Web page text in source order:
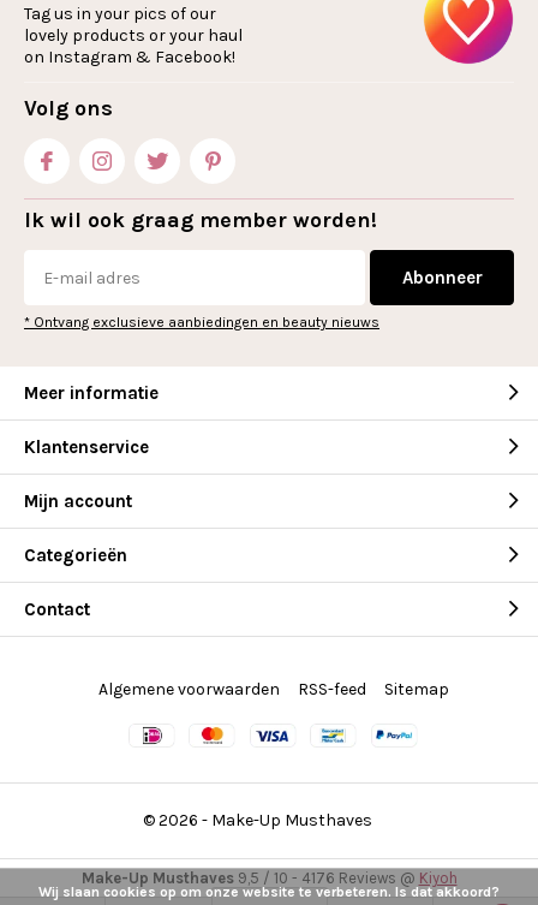
Tag us in your pics of our
lovely products or your haul
on Instagram & Facebook!
Volg ons
Ik wil ook graag member worden!
Abonneer
* Ontvang exclusieve aanbiedingen en beauty nieuws
Meer informatie
Klantenservice
Mijn account
Categorieën
Contact
© 2026 - Make-Up Musthaves
Algemene voorwaarden RSS-feed Sitemap
Make-Up Musthaves9,5 / 10 - 4176 Reviews @ Kiyoh
Wij slaan cookies op om onze website te verbeteren. Is dat akkoord?